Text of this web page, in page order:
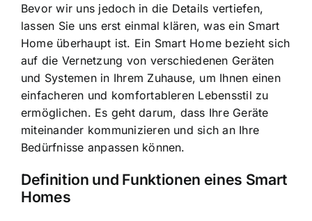
Bevor wir uns jedoch in die Details vertiefen,
lassen Sie uns erst einmal klären, was ein Smart
Home überhaupt ist. Ein Smart Home bezieht sich
auf die Vernetzung von verschiedenen Geräten
und Systemen in Ihrem Zuhause, um Ihnen einen
einfacheren und komfortableren Lebensstil zu
ermöglichen. Es geht darum, dass Ihre Geräte
miteinander kommunizieren und sich an Ihre
Bedürfnisse anpassen können.
Definition und Funktionen eines Smart
Homes